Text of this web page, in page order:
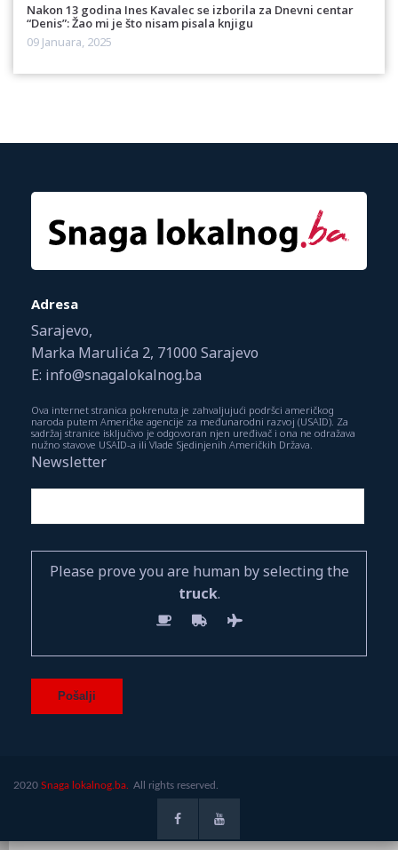
Nakon 13 godina Ines Kavalec se izborila za Dnevni centar
“Denis”: Žao mi je što nisam pisala knjigu
09 Januara, 2025
Adresa
Sarajevo,
Marka Marulića 2, 71000 Sarajevo
E: info@snagalokalnog.ba
Ova internet stranica pokrenuta je zahvaljujući podršci američkog
naroda putem Američke agencije za međunarodni razvoj (USAID). Za
sadržaj stranice isključivo je odgovoran njen uređivač i ona ne odražava
nužno stavove USAID-a ili Vlade Sjedinjenih Američkih Država.
Newsletter
Please prove you are human by selecting the
truck.
2020 Snaga lokalnog.ba. All rights reserved.